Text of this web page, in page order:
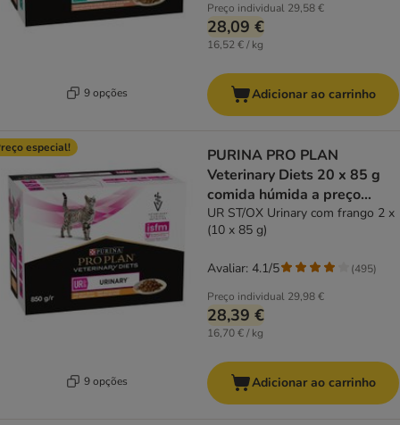
9 opções
Preço individual 29,58 €
28,09 €
16,52 € / kg
Adicionar ao carrinho
especial!
9 opções
PURINA PRO PLAN
Veterinary Diets 20 x 85 g
comida húmida a preço
especial!
UR ST/OX Urinary com frango 2 x
(10 x 85 g)
Preço individual 29,98 €
28,39 €
16,70 € / kg
Avaliar: 4.1/5 (495)
Adicionar ao carrinho